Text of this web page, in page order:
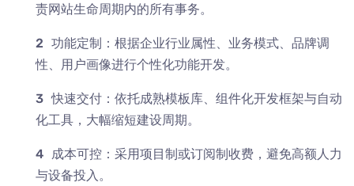
责网站生命周期内的所有事务。
功能定制：根据企业行业属性、业务模式、品牌调
性、用户画像进行个性化功能开发。
快速交付：依托成熟模板库、组件化开发框架与自动
化工具，大幅缩短建设周期。
成本可控：采用项目制或订阅制收费，避免高额人力
与设备投入。